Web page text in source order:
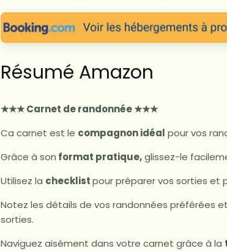
Résumé Amazon
★★★ Carnet de randonnée ★★★
Ca carnet est le compagnon idéal pour vos
Grâce à son format pratique,glissez-le
Utilisez la checklistpour préparer vos sorties et
Notez les détails de vos randonnées préférées
sorties.
Naviguez aisément dans votre carnet grâce à la